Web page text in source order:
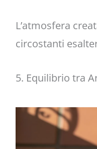
L’atmosfera
circostanti
5. Equilibrio tra